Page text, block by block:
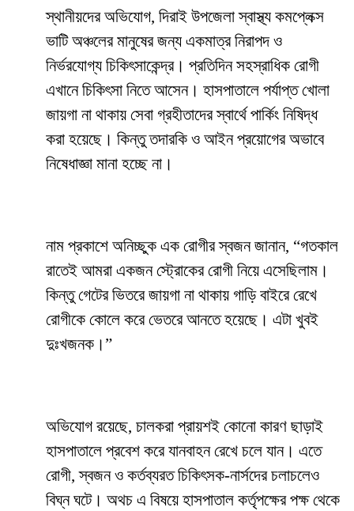
স্থানীয়দের অভিযোগ, দিরাই উপজেলা স্বাস্থ্য কমপ্লেক্স
ভাটি অঞ্চলের মানুষের জন্য একমাত্র নিরাপদ ও
নির্ভরযোগ্য চিকিৎসাকেন্দ্র। প্রতিদিন সহস্রাধিক রোগী
এখানে চিকিৎসা নিতে আসেন। হাসপাতালে পর্যাপ্ত খোলা
জায়গা না থাকায় সেবা গ্রহীতাদের স্বার্থে পার্কিং নিষিদ্ধ
করা হয়েছে। কিন্তু তদারকি ও আইন প্রয়োগের অভাবে
নিষেধাজ্ঞা মানা হচ্ছে না।
নাম প্রকাশে অনিচ্ছুক এক রোগীর স্বজন জানান, “গতকাল
রাতেই আমরা একজন স্ট্রোকের রোগী নিয়ে এসেছিলাম।
কিন্তু গেটের ভিতরে জায়গা না থাকায় গাড়ি বাইরে রেখে
রোগীকে কোলে করে ভেতরে আনতে হয়েছে। এটা খুবই
দুঃখজনক।”
অভিযোগ রয়েছে, চালকরা প্রায়শই কোনো কারণ ছাড়াই
হাসপাতালে প্রবেশ করে যানবাহন রেখে চলে যান। এতে
রোগী, স্বজন ও কর্তব্যরত চিকিৎসক-নার্সদের চলাচলেও
বিঘ্ন ঘটে। অথচ এ বিষয়ে হাসপাতাল কর্তৃপক্ষের পক্ষ থেকে